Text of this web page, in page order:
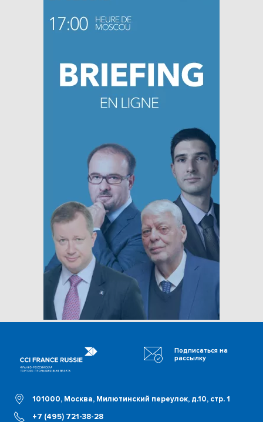
101000, Москва, Милютинский переулок, д.10, стр. 1
+7 (495) 721-38-28
Подписаться на
рассылку